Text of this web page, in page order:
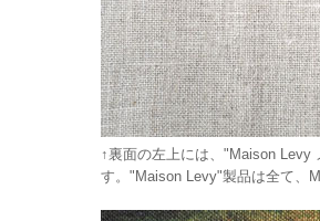
↑裏面の左上には、"Maison Levy
す。"Maison Levy"製品は全て、